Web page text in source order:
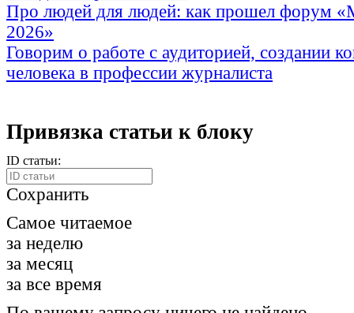
Про людей для людей: как прошел форум
2026»
Говорим о работе с аудиторией, создании
человека в профессии журналиста
Привязка статьи к блоку
ID статьи:
Сохранить
Самое читаемое
за неделю
за месяц
за все время